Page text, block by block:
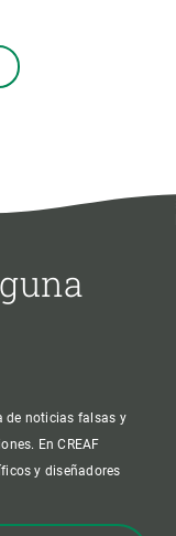
de noticias falsas y
En CREAF
y diseñadores